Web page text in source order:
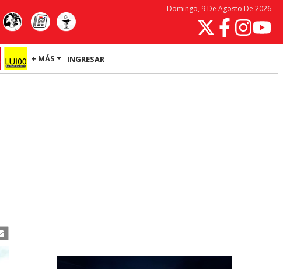
Domingo, 9 De Agosto De 2026
+ MÁS INGRESAR